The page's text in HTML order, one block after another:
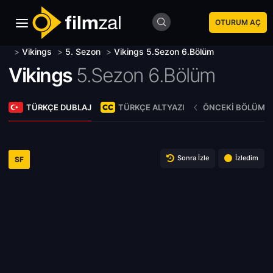
OTURUM AÇ
> Vikings > 5. Sezon > Vikings 5.Sezon 6.Bölüm
Vikings 5.Sezon 6.Bölüm
TÜRKÇE DUBLAJ TÜRKÇE ALTYAZI ÖNCEKI BÖLÜM
SF Sonra İzle İzledim